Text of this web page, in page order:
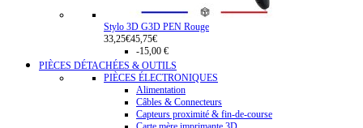
Stylo 3D G3D PEN Rouge
33,25€45,75€
-15,00 €
PIÈCES DÉTACHÉES & OUTILS
PIÈCES ÉLECTRONIQUES
Alimentation
Câbles & Connecteurs
Capteurs proximité & fin-de-course